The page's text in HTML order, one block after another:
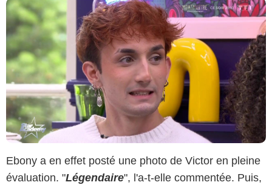
Ebony a en effet posté une photo de Victor en pleine
évaluation. "Légendaire", l'a-t-elle commentée. Puis,